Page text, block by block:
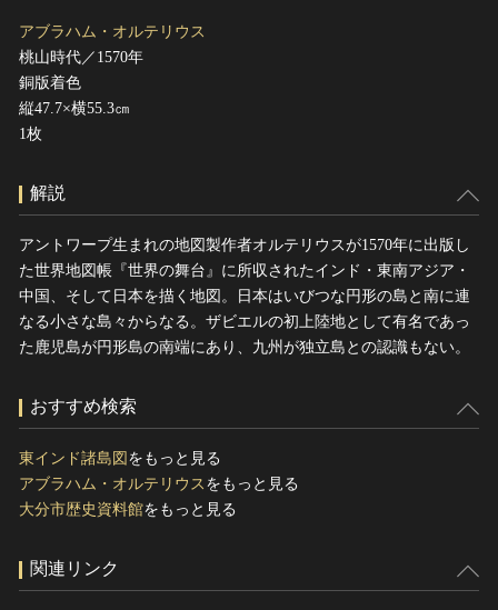
アブラハム・オルテリウス
桃山時代／1570年
銅版着色
縦47.7×横55.3㎝
1枚
解説
アントワープ生まれの地図製作者オルテリウスが1570年に出版し
た世界地図帳『世界の舞台』に所収されたインド・東南アジア・
中国、そして日本を描く地図。日本はいびつな円形の島と南に連
なる小さな島々からなる。ザビエルの初上陸地として有名であっ
た鹿児島が円形島の南端にあり、九州が独立島との認識もない。
おすすめ検索
東インド諸島図 をもっと見る
アブラハム・オルテリウス をもっと見る
大分市歴史資料館をもっと見る
関連リンク